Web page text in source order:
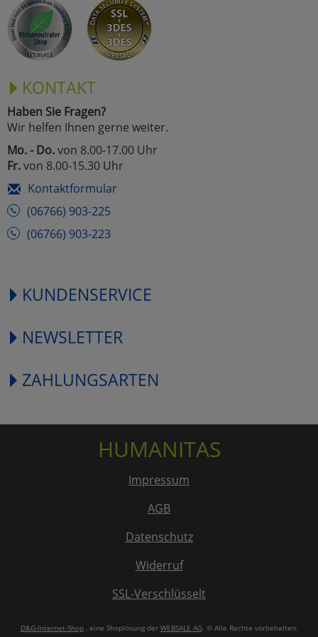
KONTAKT
Haben Sie Fragen?
Wir helfen Ihnen gerne weiter.
Mo. - Do.von 8.00-17.00 Uhr
Fr.von 8.00-15.30 Uhr
Kontaktformular
(06766) 903-225
(06766) 903-223
KUNDENSERVICE
NEWSLETTER
ZAHLUNGSARTEN
HUMANITAS
Impressum
AGB
Datenschutz
Widerruf
SSL-Verschlüsselt
D&G-Internet-Shop, eine Shoplösung der WEBSALE AG. © Alle Rechte vorbehalten.
Marketing
Alle Akzeptieren
Cookies
Einstellungen speichern